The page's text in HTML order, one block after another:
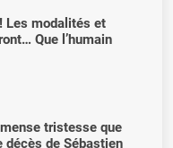
Les modalités et
Que l’humain
tristesse que
décès de Sébastien